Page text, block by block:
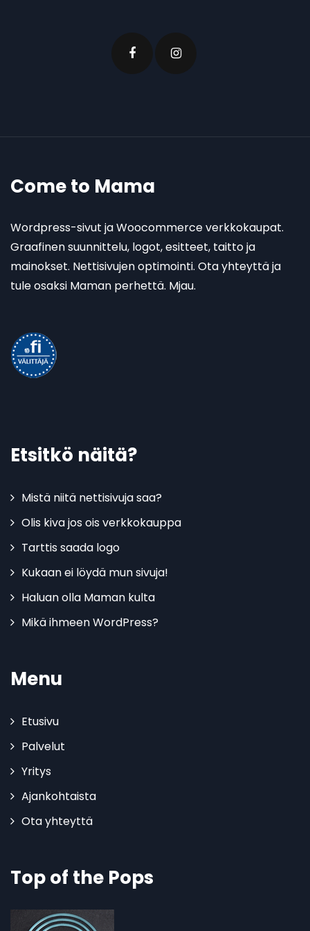
Come to Mama
Wordpress-sivut ja Woocommerce verkkokaupat.
Graafinen suunnittelu, logot, esitteet, taitto ja
mainokset. Nettisivujen optimointi. Ota yhteyttä ja
tule osaksi Maman perhettä. Mjau.
Etsitkö näitä?
Mistä niitä nettisivuja saa?
Olis kiva jos ois verkkokauppa
Tarttis saada logo
Kukaan ei löydä mun sivuja!
Haluan olla Maman kulta
Mikä ihmeen WordPress?
Menu
Etusivu
Palvelut
Yritys
Ajankohtaista
Ota yhteyttä
Top of the Pops